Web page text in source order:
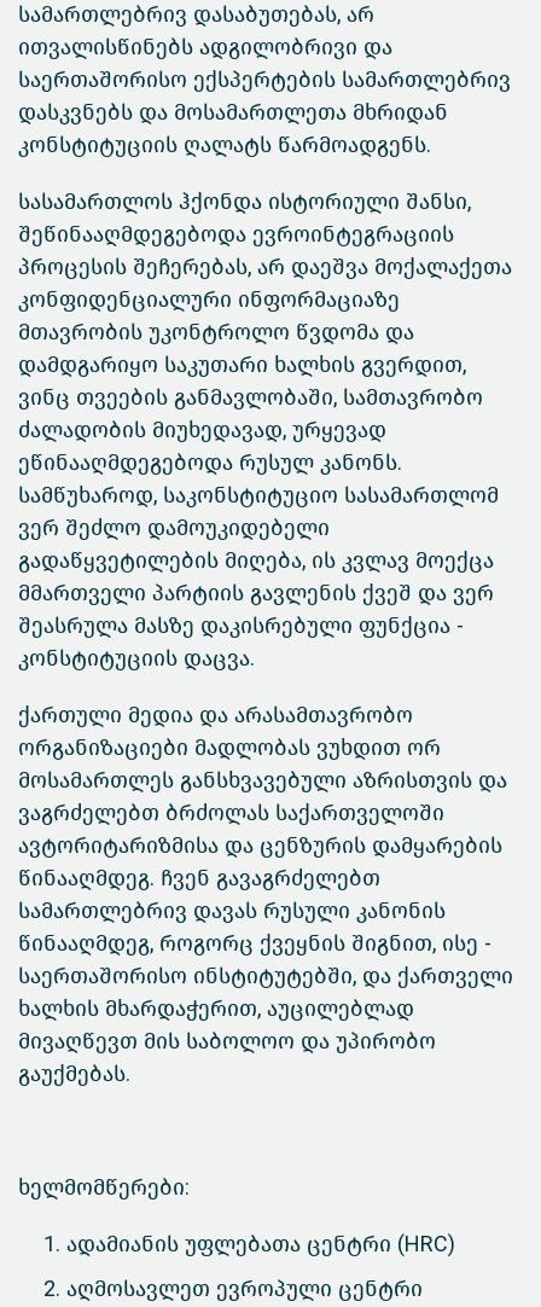
სამართლებრივ დასაბუთებას, არ
ითვალისწინებს ადგილობრივი და
საერთაშორისო ექსპერტების სამართლებრივ
დასკვნებს და მოსამართლეთა მხრიდან
კონსტიტუციის ღალატს წარმოადგენს.
სასამართლოს ჰქონდა ისტორიული შანსი,
შეწინააღმდეგებოდა ევროინტეგრაციის
პროცესის შეჩერებას, არ დაეშვა მოქალაქეთა
კონფიდენციალური ინფორმაციაზე
მთავრობის უკონტროლო წვდომა და
დამდგარიყო საკუთარი ხალხის გვერდით,
ვინც თვეების განმავლობაში, სამთავრობო
ძალადობის მიუხედავად, ურყევად
ეწინააღმდეგებოდა რუსულ კანონს.
სამწუხაროდ, საკონსტიტუციო სასამართლომ
ვერ შეძლო დამოუკიდებელი
გადაწყვეტილების მიღება, ის კვლავ მოექცა
მმართველი პარტიის გავლენის ქვეშ და ვერ
შეასრულა მასზე დაკისრებული ფუნქცია -
კონსტიტუციის დაცვა.
ქართული მედია და არასამთავრობო
ორგანიზაციები მადლობას ვუხდით ორ
მოსამართლეს განსხვავებული აზრისთვის და
ვაგრძელებთ ბრძოლას საქართველოში
ავტორიტარიზმისა და ცენზურის დამყარების
წინააღმდეგ. ჩვენ გავაგრძელებთ
სამართლებრივ დავას რუსული კანონის
წინააღმდეგ, როგორც ქვეყნის შიგნით, ისე -
საერთაშორისო ინსტიტუტებში, და ქართველი
ხალხის მხარდაჭერით, აუცილებლად
მივაღწევთ მის საბოლოო და უპირობო
გაუქმებას.
ხელმომწერები:
ადამიანის უფლებათა ცენტრი (HRC)
აღმოსავლეთ ევროპული ცენტრი